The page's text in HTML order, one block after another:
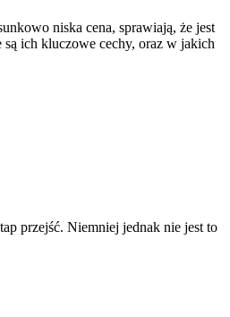
niska cena, sprawiają, że jest
ich kluczowe cechy, oraz w jakich
przejść. Niemniej jednak nie jest to